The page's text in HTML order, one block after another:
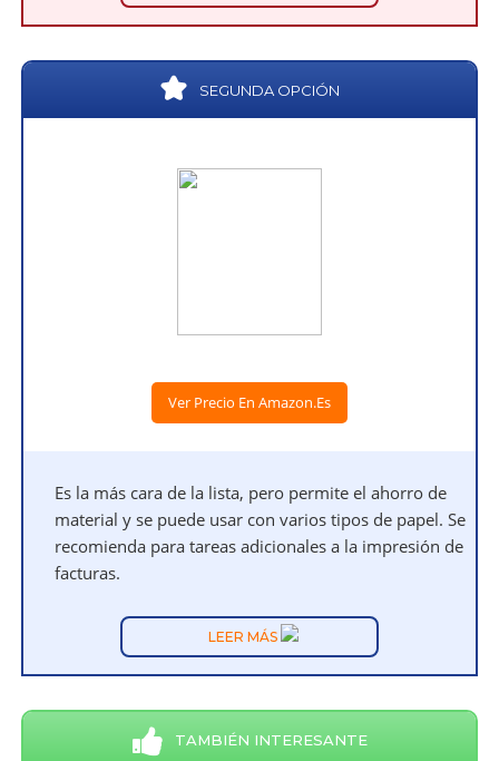
SEGUNDA OPCIÓN
Ver Precio En Amazon.es
Es la más cara de la lista, pero permite el ahorro de
material y se puede usar con varios tipos de papel. Se
recomienda para tareas adicionales a la impresión de
facturas.
LEER MÁS
TAMBIÉN INTERESANTE